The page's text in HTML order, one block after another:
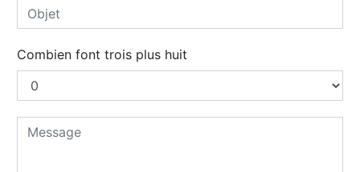
Combien font trois plus huit